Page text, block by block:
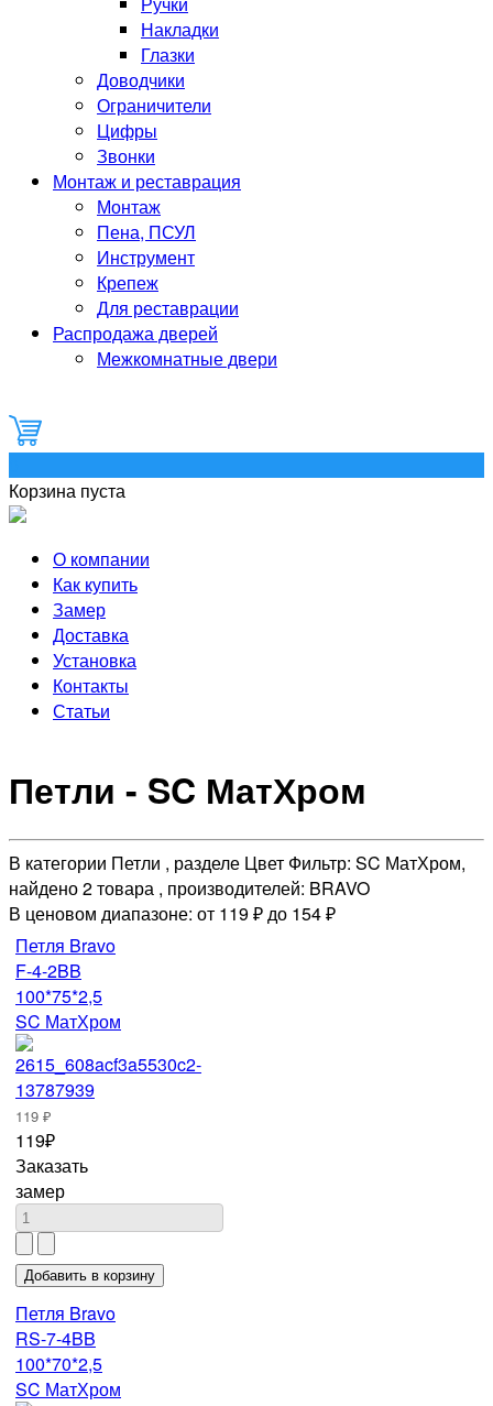
Накладки
Глазки
Доводчики
Ограничители
Цифры
Звонки
Монтаж и реставрация
Монтаж
Пена, ПСУЛ
Инструмент
Крепеж
Для реставрации
Распродажа дверей
Межкомнатные двери
Корзина пуста
О компании
Как купить
Замер
Доставка
Установка
Контакты
Статьи
Петли - SC МатХром
В категории Петли , разделе Цвет Фильтр: SC МатХром,
найдено 2 товара , производителей: BRAVO
В ценовом диапазоне: от 119 ₽ до 154 ₽
Петля Bravo
F-4-2BB
100*75*2,5
SC МатХром
119 ₽
119₽
Заказать
замер
Петля Bravo
RS-7-4BB
100*70*2,5
SC МатХром